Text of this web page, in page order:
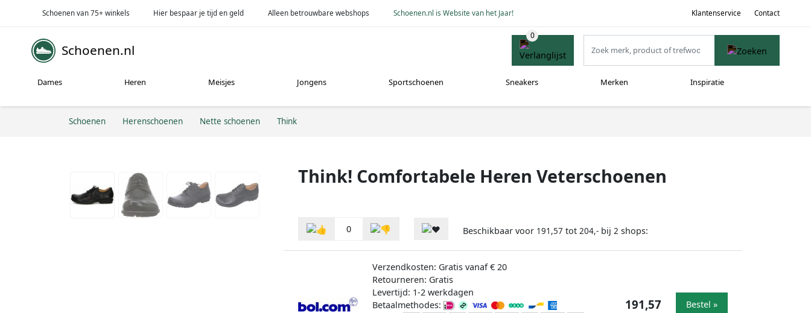
Schoenen van 75+ winkels Hier bespaar je tijd en geld Alleen betrouwbare webshops Schoenen.nl is Website van het Jaar! Klantenservice Contact
Schoenen.nl
Dames Heren Meisjes Jongens Sportschoenen Sneakers Merken Inspiratie
Schoenen Herenschoenen Nette schoenen Think
Think! Comfortabele Heren Veterschoenen
0 Beschikbaar voor 191,57 tot 204,- bij 2 shops:
Verzendkosten: Gratis vanaf € 20
Retourneren: Gratis
Levertijd: 1-2 werkdagen
Betaalmethodes:
191,57 Bestel »